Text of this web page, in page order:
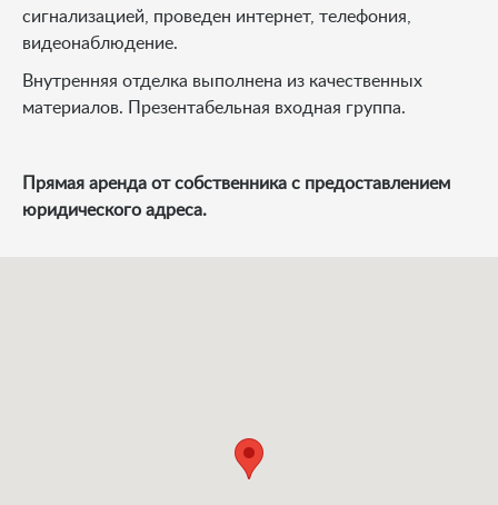
сигнализацией, проведен интернет, телефония,
видеонаблюдение.
Внутренняя отделка выполнена из качественных
материалов. Презентабельная входная группа.
Прямая аренда от собственника с предоставлением
юридического адреса.